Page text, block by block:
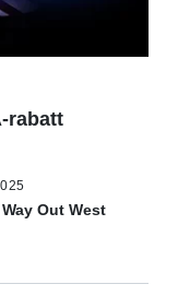
rabatt
Out West